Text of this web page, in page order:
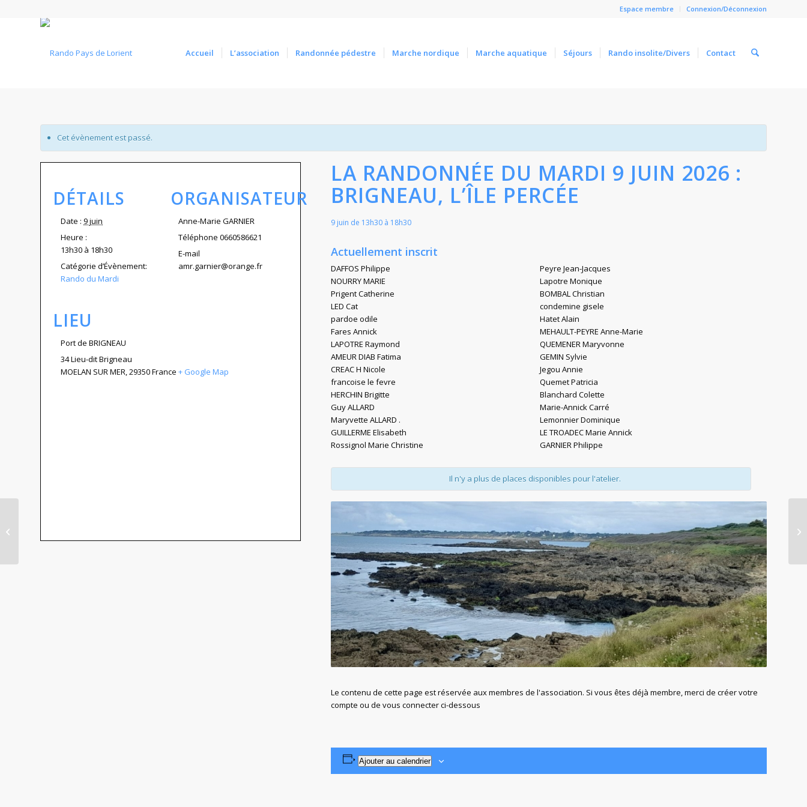
Espace membre Connexion/Déconnexion
Accueil L’association Randonnée pédestre Marche nordique Marche aquatique Séjours Rando insolite/Divers Contact
Cet évènement est passé.
LA RANDONNÉE DU MARDI 9 JUIN 2026 :
BRIGNEAU, L’ÎLE PERCÉE
9 juin de 13h30 à 18h30
Actuellement inscrit
DAFFOS Philippe
NOURRY MARIE
Prigent Catherine
LED Cat
pardoe odile
Fares Annick
LAPOTRE Raymond
AMEUR DIAB Fatima
CREAC H Nicole
francoise le fevre
HERCHIN Brigitte
Guy ALLARD
Maryvette ALLARD .
GUILLERME Elisabeth
Rossignol Marie Christine
Peyre Jean-Jacques
Lapotre Monique
BOMBAL Christian
condemine gisele
Hatet Alain
MEHAULT-PEYRE Anne-Marie
QUEMENER Maryvonne
GEMIN Sylvie
Jegou Annie
Quemet Patricia
Blanchard Colette
Marie-Annick Carré
Lemonnier Dominique
LE TROADEC Marie Annick
GARNIER Philippe
Il n'y a plus de places disponibles pour l'atelier.
Le contenu de cette page est réservée aux membres de l'association. Si vous êtes déjà membre, merci de créer votre
compte ou de vous connecter ci-dessous
Ajouter au calendrier
DÉTAILS
Date : 9 juin
Heure :
13h30 à 18h30
Catégorie d’Évènement:
Rando du Mardi
ORGANISATEUR
Anne-Marie GARNIER
Téléphone 0660586621
E-mail
amr.garnier@orange.fr
LIEU
Port de BRIGNEAU
34 Lieu-dit Brigneau
MOELAN SUR MER,29350France + Google Map